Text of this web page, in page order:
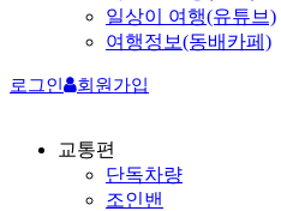
일상이 여행(유튜브)
여행정보(동배카페)
로그인 회원가입
교통편
단독차량
조인밴